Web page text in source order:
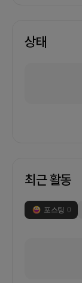
상태
최근 활동
포스팅 0